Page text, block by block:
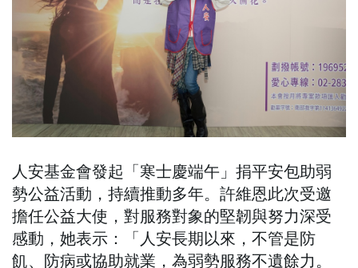
人安基金會發起「寒士慶端午」捐平安包助弱
勢公益活動，持續推動多年。許維恩此次受邀
擔任公益大使，對服務對象的堅韌與努力深受
感動，她表示：「人安長期以來，不管是防
飢、防病或協助就業，為弱勢服務不遺餘力。